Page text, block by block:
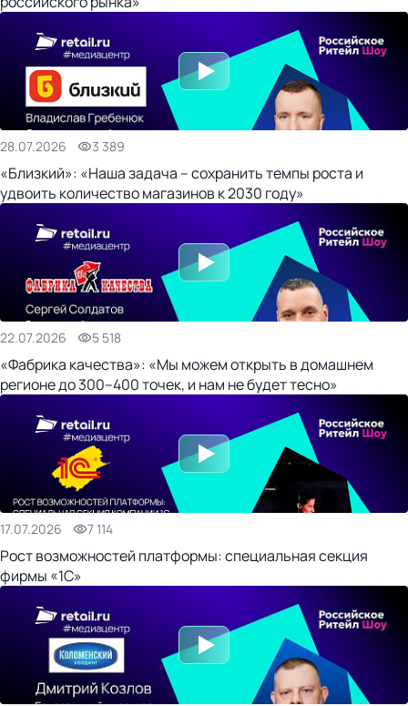
28.07.2026 3 389
«Близкий»: «Наша задача – сохранить темпы роста и
удвоить количество магазинов к 2030 году»
22.07.2026 5 518
«Фабрика качества»: «Мы можем открыть в домашнем
регионе до 300–400 точек, и нам не будет тесно»
17.07.2026 7 114
Рост возможностей платформы: специальная секция
фирмы «1С»